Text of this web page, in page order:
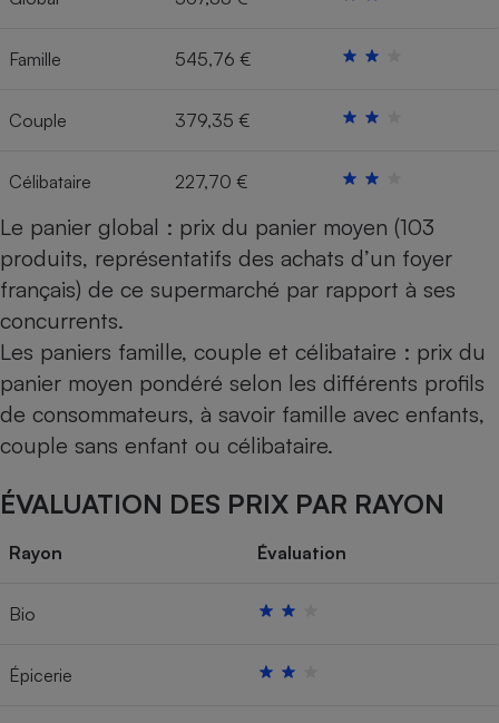
Famille 545,76 €
Couple 379,35 €
Célibataire 227,70 €
Le panier global : prix du panier moyen (103
produits, représentatifs des achats d’un foyer
français) de ce supermarché par rapport à ses
concurrents.
Les paniers famille, couple et célibataire : prix du
panier moyen pondéré selon les différents profils
de consommateurs, à savoir famille avec enfants,
couple sans enfant ou célibataire.
ÉVALUATION DES PRIX PAR RAYON
Rayon Évaluation
Bio
Épicerie